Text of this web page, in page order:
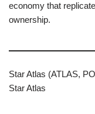
economy that
ownership.
Star Atlas (ATLAS,
Star Atlas